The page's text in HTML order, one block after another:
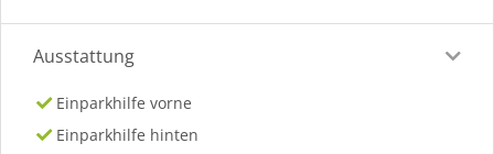
Ausstattung
Einparkhilfe vorne
Einparkhilfe hinten